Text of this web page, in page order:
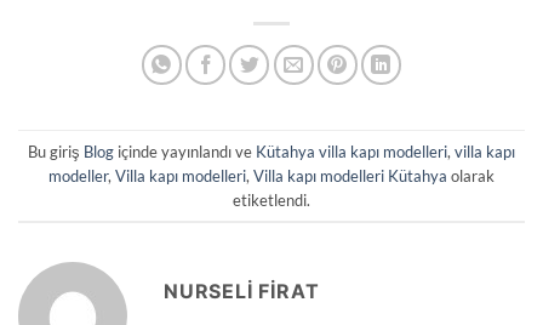
Bu giriş Blog içinde yayınlandı ve Kütahya villa kapı modelleri, villa kapı
modeller, Villa kapı modelleri, Villa kapı modelleri Kütahya olarak
etiketlendi.
NURSELI FIRAT